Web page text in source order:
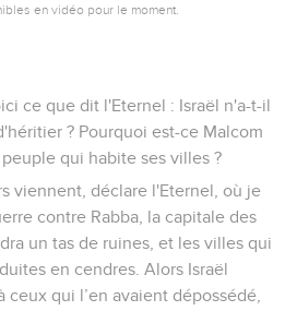
en vidéo pour le moment.
ce que dit l'Eternel : Israël n'a-t-il
? Pourquoi est-ce Malcom
qui habite ses villes ?
viennent, déclare l'Eternel, où je
contre Rabba, la capitale des
un tas de ruines, et les villes qui
en cendres. Alors Israël
ceux qui l’en avaient dépossédé,